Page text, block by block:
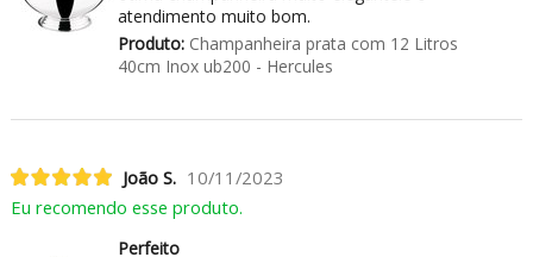
atendimento muito bom.
Produto:Champanheira prata com 12 Litros
40cm Inox ub200 - Hercules
João S. 10/11/2023
Eu recomendo esse produto.
Perfeito